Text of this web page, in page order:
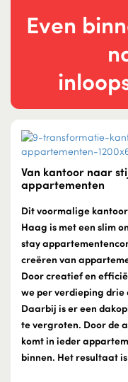
Even
Van kantoor naar
appartementen
Dit voormalige
Haag is met een slim
stay
creëren van
Door creatief en
we per verdieping
Daarbij is er een
te vergroten. Door de
komt in ieder
binnen. Het resultaat